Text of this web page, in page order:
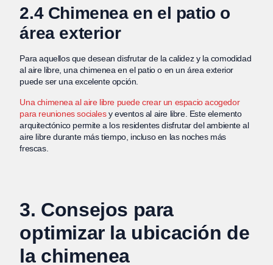
2.4 Chimenea en el patio o
área exterior
Para aquellos que desean disfrutar de la calidez y la comodidad
al aire libre, una chimenea en el patio o en un área exterior
puede ser una excelente opción.
Una chimenea al aire libre puede crear un espacio acogedor
para reuniones socialesy eventos al aire libre. Este elemento
arquitectónico permite a los residentes disfrutar del ambiente al
aire libre durante más tiempo, incluso en las noches más
frescas.
3. Consejos para
optimizar la ubicación de
la chimenea